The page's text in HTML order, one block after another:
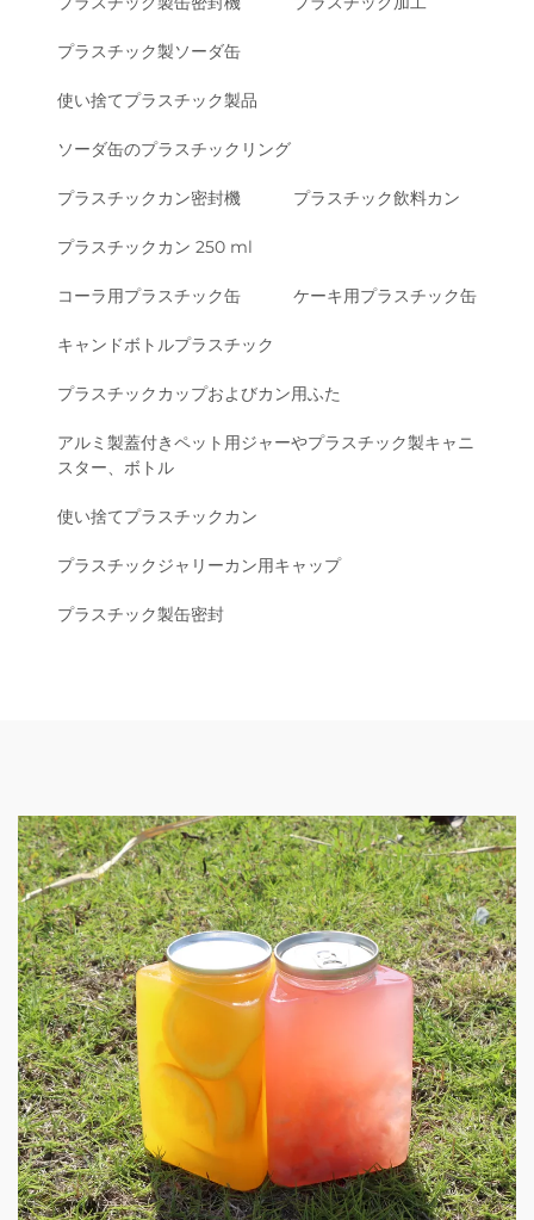
プラスチック製ソーダ缶
使い捨てプラスチック製品
ソーダ缶のプラスチックリング
プラスチックカン密封機 プラスチック飲料カン
プラスチックカン 250 ml
コーラ用プラスチック缶 ケーキ用プラスチック缶
キャンドボトルプラスチック
プラスチックカップおよびカン用ふた
アルミ製蓋付きペット用ジャーやプラスチック製キャニ
スター、ボトル
使い捨てプラスチックカン
プラスチックジャリーカン用キャップ
プラスチック製缶密封